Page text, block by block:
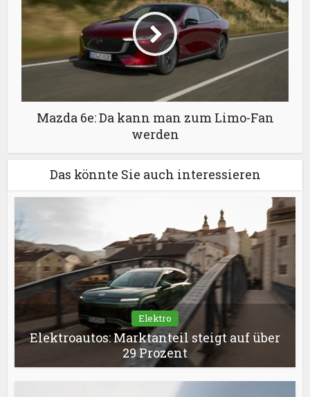
Mazda 6e: Da kann man zum Limo-Fan
werden
Das könnte Sie auch interessieren
Elektro
Elektroautos: Marktanteil steigt auf über
29 Prozent